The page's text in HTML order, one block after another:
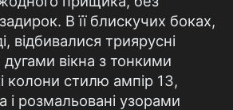
В її блискучих боках,
відбивалися триярусні
вікна з тонкими
колони стилю ампір 13,
і розмальовані узорами